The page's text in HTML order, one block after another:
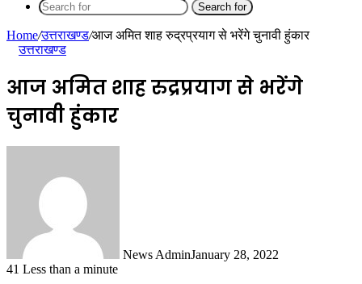
Search for
Home/उत्तराखण्ड/आज अमित शाह रुद्रप्रयाग से भरेंगे चुनावी हुंकार
उत्तराखण्ड
आज अमित शाह रुद्रप्रयाग से भरेंगे
चुनावी हुंकार
News AdminJanuary 28, 2022
41 Less than a minute